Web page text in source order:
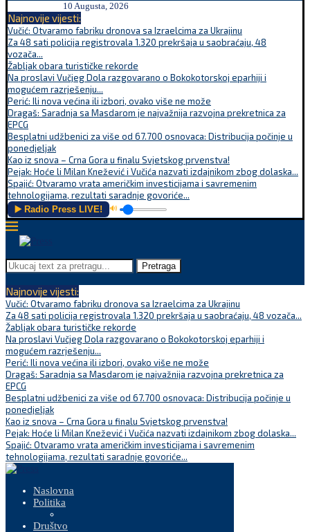
10 Augusta, 2026
Najnovije vijesti:
Vučić: Otvaramo fabriku dronova sa Izraelcima za Ukrajinu
Za 48 sati policija registrovala 1.320 prekršaja u saobraćaju, 48
vozača...
Žabljak obara turističke rekorde
Na proslavi Vučjeg Dola razgovarano o Bokokotorskoj eparhiji i
mogućem razrješenju...
Perić: Ili nova većina ili izbori, ovako više ne može
Dragaš: Saradnja sa Masdarom je najvažnija razvojna prekretnica za
EPCG
Besplatni udžbenici za više od 67.700 osnovaca: Distribucija počinje u
ponedjeljak
Kao iz snova – Crna Gora u finalu Svjetskog prvenstva!
Pejak: Hoće li Milan Knežević i Vučića nazvati izdajnikom zbog dolaska...
Spajić: Otvaramo vrata američkim investicijama i savremenim
tehnologijama, rezultati saradnje govoriće...
▶️ Radio Press LIVE! 🔊
Pretraga
Najnovije vijesti:
Vučić: Otvaramo fabriku dronova sa Izraelcima za Ukrajinu
Za 48 sati policija registrovala 1.320 prekršaja u saobraćaju, 48 vozača...
Žabljak obara turističke rekorde
Na proslavi Vučjeg Dola razgovarano o Bokokotorskoj eparhiji i
mogućem razrješenju...
Perić: Ili nova većina ili izbori, ovako više ne može
Dragaš: Saradnja sa Masdarom je najvažnija razvojna prekretnica za
EPCG
Besplatni udžbenici za više od 67.700 osnovaca: Distribucija počinje u
ponedjeljak
Kao iz snova – Crna Gora u finalu Svjetskog prvenstva!
Pejak: Hoće li Milan Knežević i Vučića nazvati izdajnikom zbog dolaska...
Spajić: Otvaramo vrata američkim investicijama i savremenim
tehnologijama, rezultati saradnje govoriće...
Naslovna
Politika
Društvo